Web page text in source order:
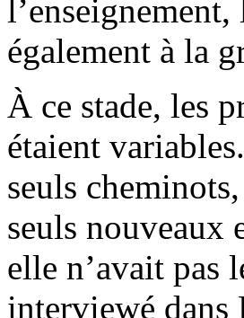
également à la
À ce stade, les
étaient
seuls
seuls nouveaux
elle n’avait pas
interviewé dans